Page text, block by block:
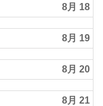
8月 18
8月 19
8月 20
8月 21